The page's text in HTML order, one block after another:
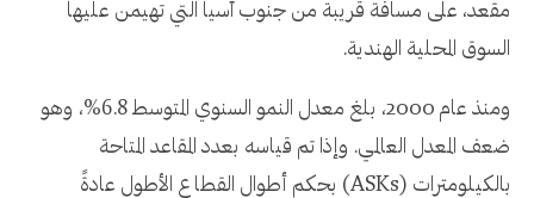
مقعد، على مسافة قريبة من جنوب آسيا التي تهيمن عليها
السوق المحلية الهندية.
ومنذ عام 2000، بلغ معدل النمو السنوي المتوسط ​​6.8%، وهو
ضعف المعدل العالمي. وإذا تم قياسه بعدد المقاعد المتاحة
بالكيلومترات (ASKs) بحكم أطوال القطاع الأطول عادةً